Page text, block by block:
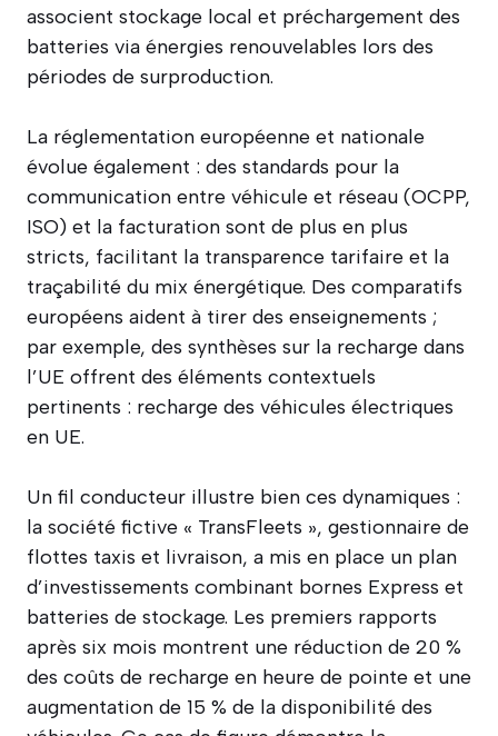
associent stockage local et préchargement des
batteries via énergies renouvelables lors des
périodes de surproduction.
La réglementation européenne et nationale
évolue également : des standards pour la
communication entre véhicule et réseau (OCPP,
ISO) et la facturation sont de plus en plus
stricts, facilitant la transparence tarifaire et la
traçabilité du mix énergétique. Des comparatifs
européens aident à tirer des enseignements ;
par exemple, des synthèses sur la recharge dans
l’UE offrent des éléments contextuels
pertinents : recharge des véhicules électriques
en UE.
Un fil conducteur illustre bien ces dynamiques :
la société fictive « TransFleets », gestionnaire de
flottes taxis et livraison, a mis en place un plan
d’investissements combinant bornes Express et
batteries de stockage. Les premiers rapports
après six mois montrent une réduction de 20 %
des coûts de recharge en heure de pointe et une
augmentation de 15 % de la disponibilité des